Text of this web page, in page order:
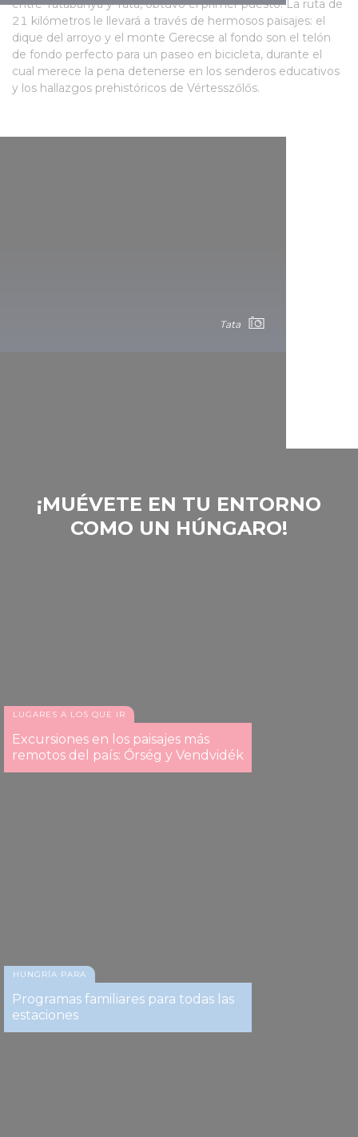
entre Tatabánya y Tata, obtuvo el primer puesto. La ruta de
21 kilómetros le llevará a través de hermosos paisajes: el
dique del arroyo y el monte Gerecse al fondo son el telón
de fondo perfecto para un paseo en bicicleta, durante el
cual merece la pena detenerse en los senderos educativos
y los hallazgos prehistóricos de Vértesszőlős.
Tata
Tata
‎¡MUÉVETE EN TU ENTORNO
COMO UN HÚNGARO!
LUGARES A LOS QUE IR
Excursiones en los paisajes más
remotos del país: Őrség y Vendvidék
HUNGRÍA PARA
Programas familiares para todas las
estaciones